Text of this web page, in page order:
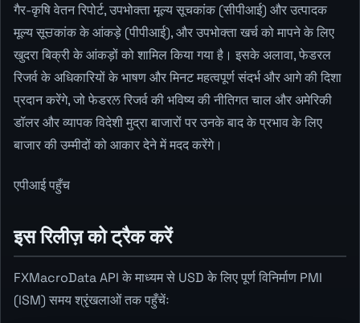
गैर-कृषि वेतन रिपोर्ट, उपभोक्ता मूल्य सूचकांक (सीपीआई) और उत्पादक
मूल्य सूਚकांक के आंकड़े (पीपीआई), और उपभोक्ता खर्च को मापने के लिए
खुदरा बिक्री के आंकड़ों को शामिल किया गया है। इसके अलावा, फेडरल
रिजर्व के अधिकारियों के भाषण और मिनट महत्वपूर्ण संदर्भ और आगे की दिशा
प्रदान करेंगे, जो फेडरਲ रिजर्व की भविष्य की नीतिगत चाल और अमेरिकी
डॉलर और व्यापक विदेशी मुद्रा बाजारों पर उनके बाद के प्रभाव के लिए
बाजार की उम्मीदों को आकार देने में मदद करेंगे।
एपीआई पहुँच
इस रिलीज़ को ट्रैक करें
FXMacroData API के माध्यम से USD के लिए पूर्ण विनिर्माण PMI
(ISM) समय श्रृंखलाओं तक पहुँचेंः